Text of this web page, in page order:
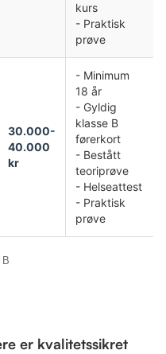
kurs
- Praktisk
prøve
30.000-
40.000
kr
- Minimum
18 år
- Gyldig
klasse B
førerkort
- Bestått
teoriprøve
- Helseattest
- Praktisk
prøve
B
er kvalitetssikret